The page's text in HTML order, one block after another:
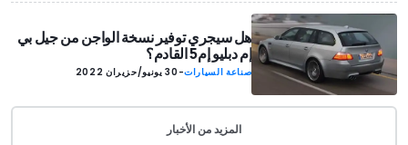
هل سيجري توفير نسخة الواجن من جيل بي
إم دبليو إم5 القادم؟
صناعة السيارات- 30 يونيو/حزيران 2022
المزيد من الأخبار